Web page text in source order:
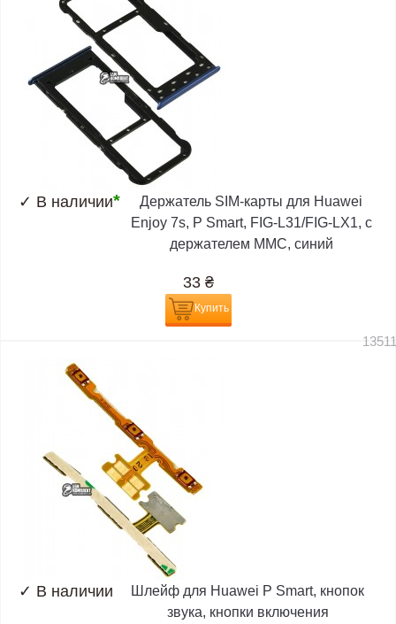
✓ В наличии*
Держатель SIM-карты для Huawei
Enjoy 7s, P Smart, FIG-L31/FIG-LX1, c
держателем MMC, синий
33 ₴
Купить
✓ В наличии
Шлейф для Huawei P Smart, кнопок
звука, кнопки включения